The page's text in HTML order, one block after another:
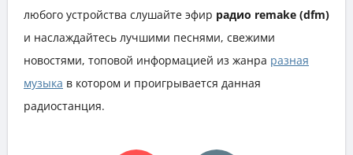
любого устройства слушайте эфир радио remake (dfm)
и наслаждайтесь лучшими песнями, свежими
новостями, топовой информацией из жанра разная
музыка в котором и проигрывается данная
радиостанция.